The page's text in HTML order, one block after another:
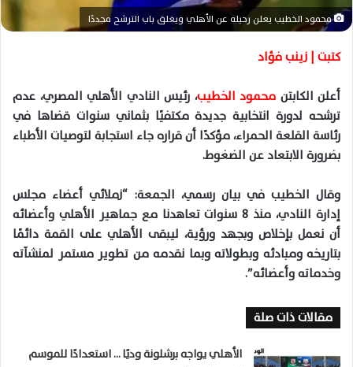
ن
ي
محمود الخطيب يعلن رحيله عن الأهلي ويغلق باب الترشح مجددًا
كتبت | زينب فؤاد
أعلن الكابتن محمود الخطيب، رئيس النادي الأهلي المصري، عدم
ترشحه لدورة انتخابية جديدة مكتفيًا بثماني سنوات قضاها في
رئاسة القلعة الحمراء، مؤكدًا أن قراره جاء استجابة لتوصيات الأطباء
بضرورة الابتعاد عن الضغوط.
وقال الخطيب في بيان رسمي، الجمعة: “زملائي أعضاء مجلس
إدارة النادي، منذ 8 سنوات تعاهدنا مع جماهير الأهلي وأعضائه
أن نعمل بإخلاص وبجهد ورؤية، ليبقى الأهلي على القمة دائمًا
بتاريخه ومبادئه وبطولاته وبما نقدمه من تطوير مستمر لمنشآته
وخدماته وأعضائه”.
مقالات ذات صلة
الأهلي يواجه برشلونة وديًا … استعدادًا للموسم